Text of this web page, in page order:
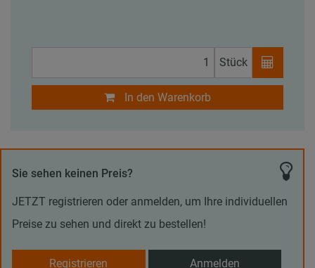
Stück
In den Warenkorb
Sie sehen keinen Preis?
JETZT registrieren oder anmelden, um Ihre individuellen
Preise zu sehen und direkt zu bestellen!
Registrieren Anmelden